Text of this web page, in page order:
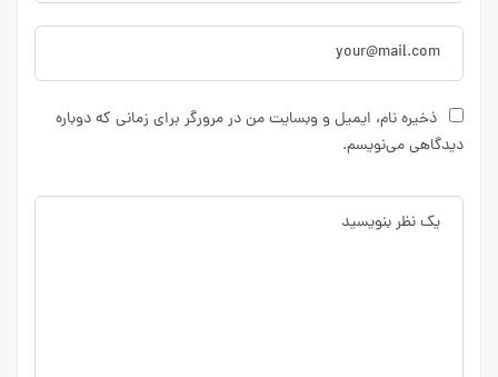
ذخیره نام، ایمیل و وبسایت من در مرورگر برای زمانی که دوباره
دیدگاهی می‌نویسم.